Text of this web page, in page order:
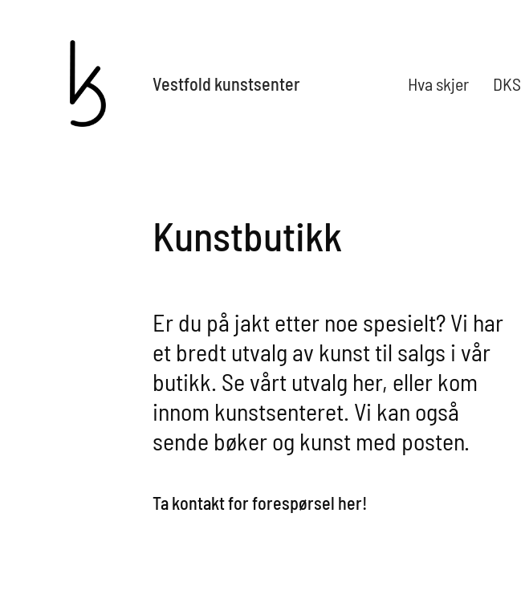
Vestfold kunstsenter Hva skjer DKS
Kunstbutikk
Er du på jakt etter noe spesielt? Vi har
et bredt utvalg av kunst til salgs i vår
butikk. Se vårt utvalg her, eller kom
innom kunstsenteret. Vi kan også
sende bøker og kunst med posten.
Ta kontakt for forespørsel her!